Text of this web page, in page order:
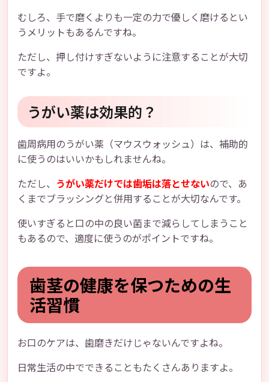
むしろ、手で磨くよりも一定の力で優しく磨けるとい
うメリットもあるんですね。
ただし、押し付けすぎないように注意することが大切
ですよ。
うがい薬は効果的？
歯周病用のうがい薬（マウスウォッシュ）は、補助的
に使うのはいいかもしれませんね。
ただし、 うがい薬だけでは歯垢は落とせないので、あ
くまでブラッシングと併用することが大切なんです。
使いすぎると口の中の良い菌まで減らしてしまうこと
もあるので、適度に使うのがポイントですね。
歯茎の健康を保つための生
活習慣
お口のケアは、歯磨きだけじゃないんですよね。
日常生活の中でできることもたくさんありますよ。